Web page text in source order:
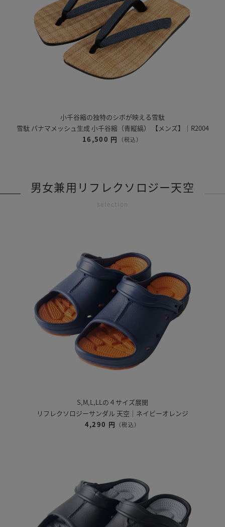
小千谷縮の独特のシボが映える雪駄
雪駄 パナマメッシュ生成 小千谷縮（青縦縞） 【メンズ】｜R2004
16,500 円
（税込）
男女兼用リフレクソロジー天空
selection
S,M,L,LLの４サイズ展開
リフレクソロジーサンダル 天空｜ネイビーオレンジ
4,290 円 （税込）